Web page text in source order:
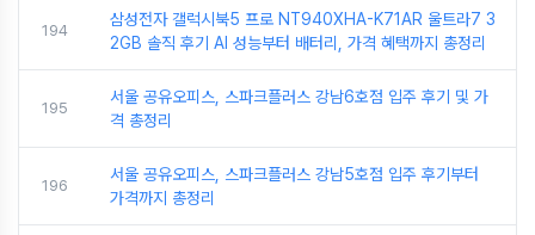
194
삼성전자 갤럭시북5 프로 NT940XHA-K71AR 울트라7 3
2GB 솔직 후기 AI 성능부터 배터리, 가격 혜택까지 총정리
195
서울 공유오피스, 스파크플러스 강남6호점 입주 후기 및 가
격 총정리
196
서울 공유오피스, 스파크플러스 강남5호점 입주 후기부터
가격까지 총정리